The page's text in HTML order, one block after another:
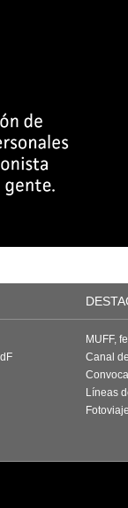
MUFF,
Canal
Líneas